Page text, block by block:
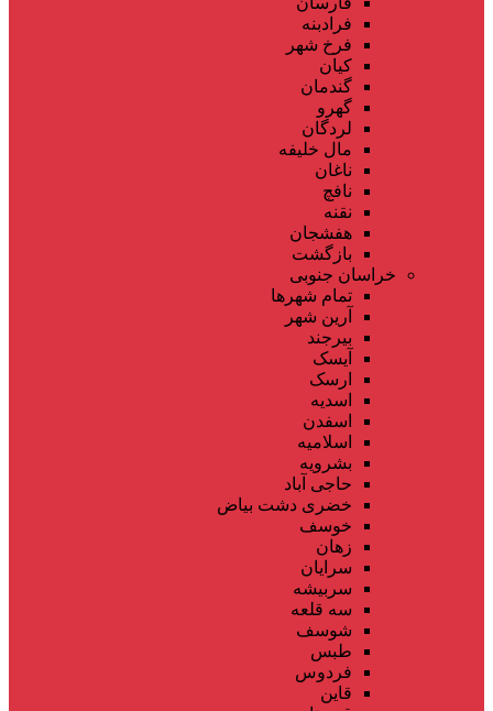
فرادبنه
فرخ شهر
کیان
گندمان
گهرو
لردگان
مال خلیفه
ناغان
نافچ
نقنه
هفشجان
بازگشت
خراسان جنوبی
تمام شهر‌ها
آرین شهر
بیرجند
آیسک
ارسک
اسدیه
اسفدن
اسلامیه
بشرویه
حاجی آباد
خضری دشت بیاض
خوسف
زهان
سرایان
سربیشه
سه قلعه
شوسف
طبس
فردوس
قاین